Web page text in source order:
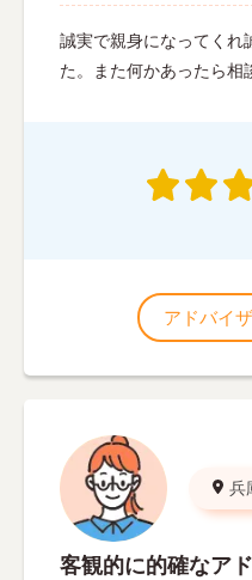
誠実で親身になってくれ
た。また何かあったら相
アドバイ
兵
客観的に的確なア